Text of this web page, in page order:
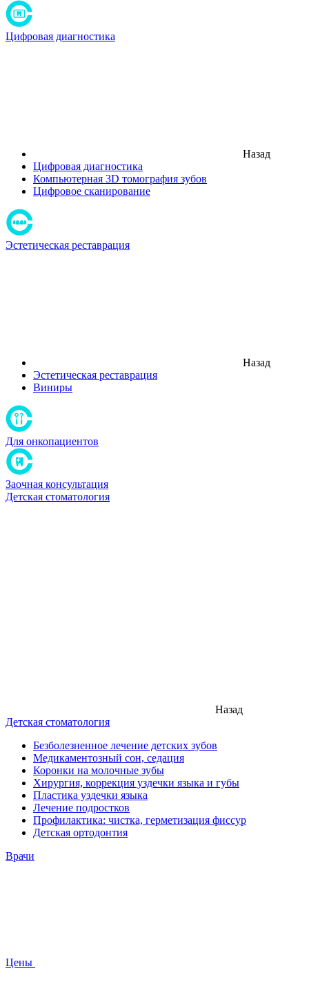
Цифровая диагностика
Назад
Цифровая диагностика
Компьютерная 3D томография зубов
Цифровое сканирование
Эстетическая реставрация
Назад
Эстетическая реставрация
Виниры
Для онкопациентов
Заочная консультация
Детская стоматология
Назад
Детская стоматология
Безболезненное лечение детских зубов
Медикаментозный сон, седация
Коронки на молочные зубы
Хирургия, коррекция уздечки языка и губы
Пластика уздечки языка
Лечение подростков
Профилактика: чистка, герметизация фиссур
Детская ортодонтия
Врачи
Цены